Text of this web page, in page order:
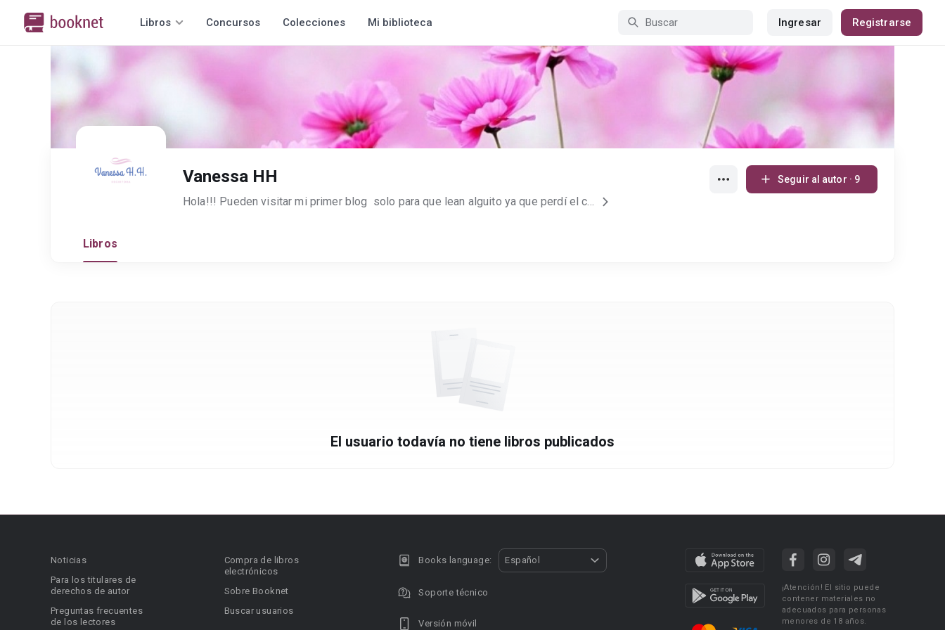
Libros Concursos Colecciones Mi biblioteca Ingresar Registrarse
Vanessa HH
Hola!!! Pueden visitar mi primer blog solo para que lean alguito ya que perdí el correo asociado a la cuenta pero aqui esta tambien mi nuevo blog en el que pienso escribir mucho mas!
Seguir al autor · 9
Libros
El usuario todavía no tiene libros publicados
Noticias
Para los titulares de
derechos de autor
Preguntas frecuentes
de los lectores
Compra de libros
electrónicos
Sobre Booknet
Buscar usuarios
Books language: Español
Soporte técnico
Versión móvil
¡Atención! El sitio puede
contener materiales no
adecuados para personas
menores de 18 años.